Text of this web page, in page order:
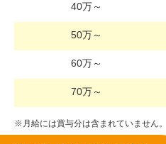
40万～
50万～
60万～
70万～
※月給には賞与分は含まれていません。